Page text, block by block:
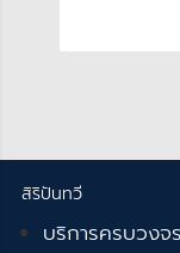
สิริปันทวี
บริการครบวงจร